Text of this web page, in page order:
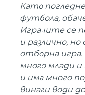
Като
футбола,
Играчите се
и различно,
отборна игра.
много млади
и има много
винаги води